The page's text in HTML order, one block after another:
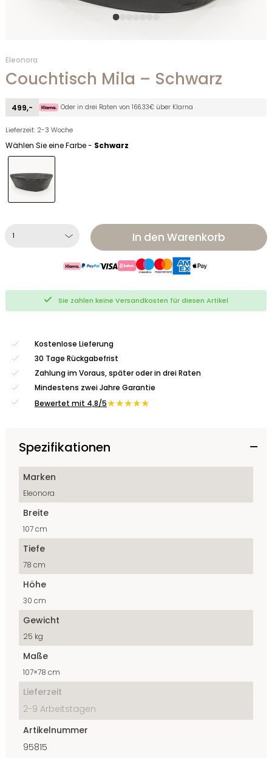
Eleonora
Couchtisch Mila – Schwarz
499,- Oder in drei Raten von 166.33€ über Klarna
Lieferzeit: 2-3 Woche
Wählen Sie eine Farbe - Schwarz
In den Warenkorb
Sie zahlen keine Versandkosten für diesen Artikel
Kostenlose Lieferung
30 Tage Rückgabefrist
Zahlung im Voraus, später oder in drei Raten
Mindestens zwei Jahre Garantie
Bewertet mit 4,8/5★★★★★
Spezifikationen
Marken
Eleonora
Breite
107 cm
Tiefe
78 cm
Höhe
30 cm
Gewicht
25 kg
Maße
107×78 cm
Lieferzeit
2-9 Arbeitstagen
Artikelnummer
95815